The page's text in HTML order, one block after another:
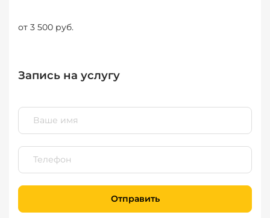
от 3 500 руб.
Запись на услугу
Отправить